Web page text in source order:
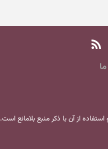
از آن با ذکر منبع بلامانع است.